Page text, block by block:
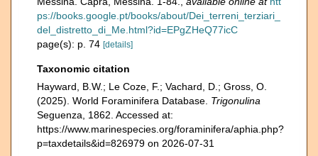
ps://books.google.pt/books/about/Dei_terreni_terziari_
del_distretto_di_Me.html?id=EPgZHeQ77icC
page(s): p. 74 [details]
Taxonomic citation
Hayward, B.W.; Le Coze, F.; Vachard, D.; Gross, O.
(2025). World Foraminifera Database. Trigonulina
Seguenza, 1862. Accessed at:
https://www.marinespecies.org/foraminifera/aphia.php?
p=taxdetails&id=826979 on 2026-07-31